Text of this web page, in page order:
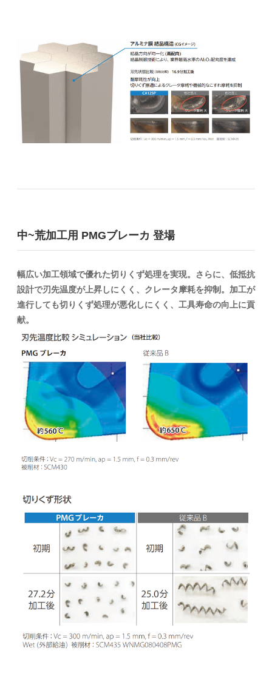
中~荒加工用 PMGブレーカ 登場
幅広い加工領域で優れた切りくず処理を実現。さらに、低抵抗
設計で刃先温度が上昇しにくく、クレータ摩耗を抑制。加工が
進行しても切りくず処理が悪化しにくく、工具寿命の向上に貢
献。